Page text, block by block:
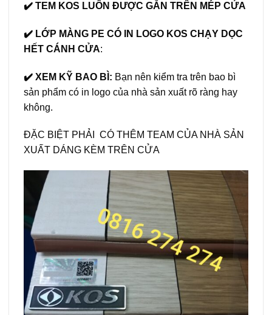
✔️ TEM KOS LUÔN ĐƯỢC GẮN TRÊN MÉP CỬA
✔️ LỚP MÀNG PE CÓ IN LOGO KOS CHẠY DỌC
HẾT CÁNH CỬA:
✔️ XEM KỸ BAO BÌ: Bạn nên kiểm tra trên bao bì
sản phẩm có in logo của nhà sản xuất rõ ràng hay
không.
ĐẶC BIỆT PHẢI CÓ THÊM TEAM CỦA NHÀ SẢN
XUẤT DÁNG KÈM TRÊN CỬA